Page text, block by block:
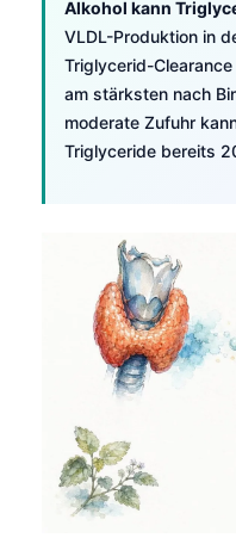
Alkohol kann
VLDL-Produktion in
Triglycerid-
am stärksten nach
moderate Zufuhr
Triglyceride bereits